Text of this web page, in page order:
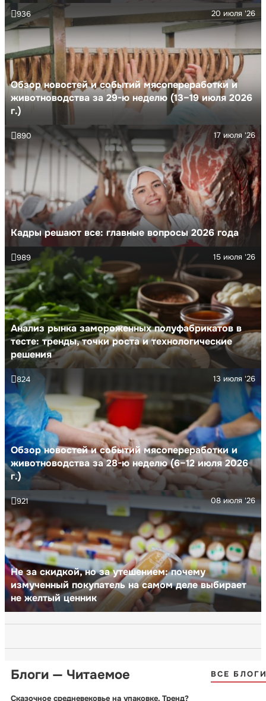
Обзор новостей и событий мясопереработки и
животноводства за 29-ю неделю (13–19 июля 2026
г.)
20 июля '26
936
Кадры решают все: главные вопросы 2026 года
17 июля '26
890
Анализ рынка замороженных полуфабрикатов в
тесте: тренды, точки роста и технологические
решения
15 июля '26
989
Обзор новостей и событий мясопереработки и
животноводства за 28-ю неделю (6–12 июля 2026
г.)
13 июля '26
824
Не за скидкой, но за утешением: почему
измученный покупатель на самом деле выбирает
не желтый ценник
08 июля '26
921
Блоги — Читаемое ВСЕ
Сказочное средневековье на упаковке. Тренд?